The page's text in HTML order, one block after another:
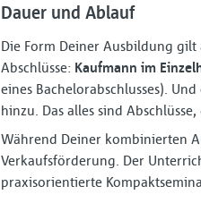
Dauer und Ablauf
Die Form Deiner Ausbildung gilt
Abschlüsse: Kaufmann im
eines Bachelorabschlusses).
hinzu. Das alles sind
Während Deiner kombinierten
Verkaufsförderung. Der
praxisorientierte